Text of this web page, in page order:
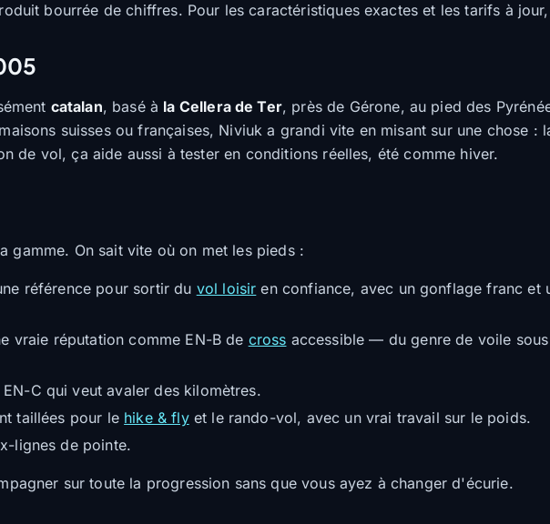
bourrée de chiffres. Pour les caractéristiques exactes et les tarifs à
catalan, basé à la Cellera de Ter, près de Gérone, au pied des
suisses ou françaises, Niviuk a grandi vite en misant sur une chose :
de vol, ça aide aussi à tester en conditions réelles, été comme hiver.
gamme. On sait vite où on met les pieds :
référence pour sortir du vol loisir en confiance, avec un gonflage franc et
vraie réputation comme EN-B de cross accessible — du genre de voile
C qui veut avaler des kilomètres.
taillées pour le hike & flyet le rando-vol, avec un vrai travail sur le poids.
lignes de pointe.
sur toute la progression sans que vous ayez à changer d'écurie.